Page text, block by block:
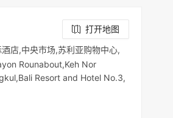
打开地图
店,中央市场,苏利亚购物中心,
Rounabout,Keh Nor
Resort and Hotel No.3,